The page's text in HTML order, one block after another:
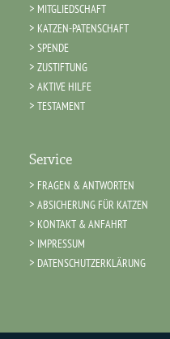
MITGLIEDSCHAFT
KATZEN-PATENSCHAFT
SPENDE
ZUSTIFTUNG
AKTIVE HILFE
TESTAMENT
Service
FRAGEN & ANTWORTEN
ABSICHERUNG FÜR KATZEN
KONTAKT & ANFAHRT
IMPRESSUM
DATENSCHUTZERKLÄRUNG